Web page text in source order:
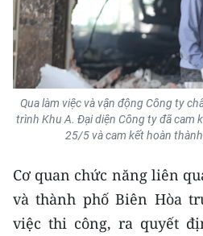
Chuyên trang TP. Hồ Chí
CHUYÊN ĐỀ
CÁC CHUYÊN TRANG
VỀ BÁO NHÂN DÂN
THỜI NAY
NHÂN DÂN CUỐI TUẦN
Qua làm việc và vận động Công ty
trình Khu A. Đại diện Công ty đã cam
25/5 và cam kết hoàn
Cơ quan chức năng liên
và thành phố Biên Hòa
việc thi công, ra quyết